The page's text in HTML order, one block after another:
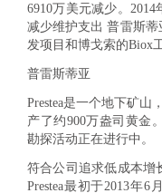
6910万美元减少。2014
减少维护支出 普雷斯
发项目和博戈索的Biox
普雷斯蒂亚
Prestea是一个地下矿山
产了约900万盎司黄金
勘探活动正在进行中。
符合公司追求低成本增
Prestea最初于2013年6